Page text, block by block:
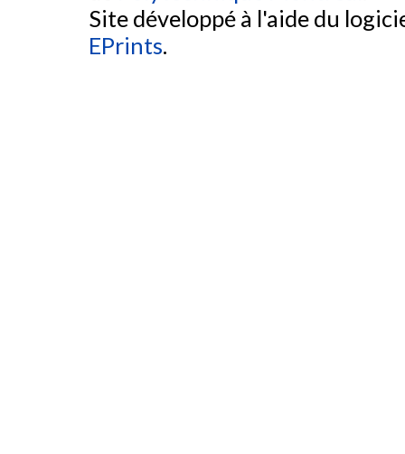
Site développé à l'aide du
EPrints.